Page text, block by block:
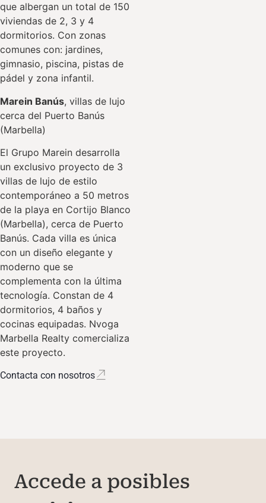
que albergan un total de 150
viviendas de 2, 3 y 4
dormitorios. Con zonas
comunes con: jardines,
gimnasio, piscina, pistas de
pádel y zona infantil.
Marein Banús, villas de lujo
cerca del Puerto Banús
(Marbella)
El Grupo Marein desarrolla
un exclusivo proyecto de 3
villas de lujo de estilo
contemporáneo a 50 metros
de la playa en Cortijo Blanco
(Marbella), cerca de Puerto
Banús. Cada villa es única
con un diseño elegante y
moderno que se
complementa con la última
tecnología. Constan de 4
dormitorios, 4 baños y
cocinas equipadas. Nvoga
Marbella Realty comercializa
este proyecto.
Contacta con nosotros
Accede a posibles